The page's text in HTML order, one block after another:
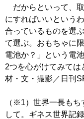
だからといって、
にすればいいという
合っているものを選
て選ぶ。おもちゃに
電池か？」という電
2つを心がけてみて
材・文・撮影／日刊
（※1）世界一長もち
して。ギネス世界記